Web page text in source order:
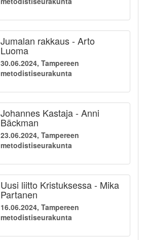
Jumalan rakkaus - Arto
Luoma
30.06.2024, Tampereen
metodistiseurakunta
Johannes Kastaja - Anni
Bäckman
23.06.2024, Tampereen
metodistiseurakunta
Uusi liitto Kristuksessa - Mika
Partanen
16.06.2024, Tampereen
metodistiseurakunta